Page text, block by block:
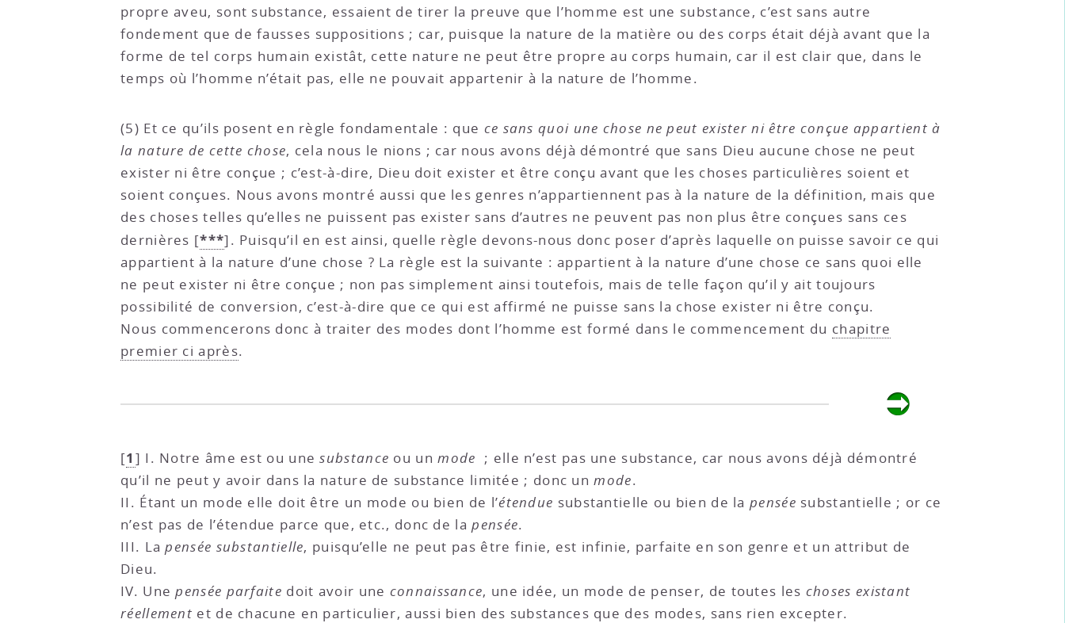
propre aveu, sont substance, essaient de tirer la preuve que l’homme est une substance, c’est sans autre
fondement que de fausses suppositions ; car, puisque la nature de la matière ou des corps était déjà avant que la
forme de tel corps humain existât, cette nature ne peut être propre au corps humain, car il est clair que, dans le
temps où l’homme n’était pas, elle ne pouvait appartenir à la nature de l’homme.
(5) Et ce qu’ils posent en règle fondamentale : que ce sans quoi une chose ne peut exister ni être conçue appartient à
la nature de cette chose, cela nous le nions ; car nous avons déjà démontré que sans Dieu aucune chose ne peut
exister ni être conçue ; c’est-à-dire, Dieu doit exister et être conçu avant que les choses particulières soient et
soient conçues. Nous avons montré aussi que les genres n’appartiennent pas à la nature de la définition, mais que
des choses telles qu’elles ne puissent pas exister sans d’autres ne peuvent pas non plus être conçues sans ces
dernières [***]. Puisqu’il en est ainsi, quelle règle devons-nous donc poser d’après laquelle on puisse savoir ce qui
appartient à la nature d’une chose ? La règle est la suivante : appartient à la nature d’une chose ce sans quoi elle
ne peut exister ni être conçue ; non pas simplement ainsi toutefois, mais de telle façon qu’il y ait toujours
possibilité de conversion, c’est-à-dire que ce qui est affirmé ne puisse sans la chose exister ni être conçu.
Nous commencerons donc à traiter des modes dont l’homme est formé dans le commencement du chapitre
premier ci après.
[1 ] I. Notre âme est ou unesubstance ou unmode ; elle n’est pas une substance, car nous avons déjà démontré
qu’il ne peut y avoir dans la nature de substance limitée ; donc unmode.
II. Étant un mode elle doit être un mode ou bien de l’étendue substantielle ou bien de lapensée substantielle ; or ce
n’est pas de l’étendue parce que, etc., donc de lapensée.
III. Lapensée substantielle, puisqu’elle ne peut pas être finie, est infinie, parfaite en son genre et un attribut de
Dieu.
IV. Unepensée parfaite doit avoir une connaissance, une idée, un mode de penser, de toutes les choses existant
réellement et de chacune en particulier, aussi bien des substances que des modes, sans rien excepter.